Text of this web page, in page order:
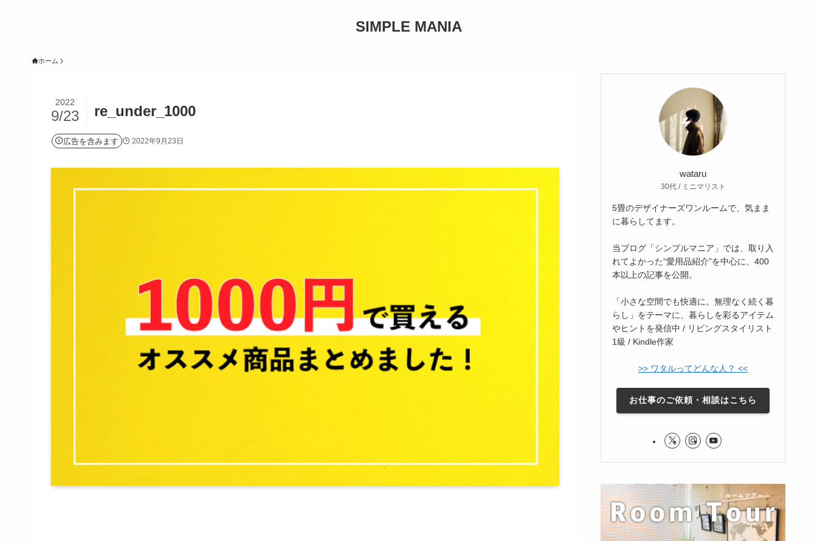
SIMPLE MANIA
ホーム
re_under_1000
2022
9/23
広告を含みます 2022年9月23日
wataru
30代 / ミニマリスト
5畳のデザイナーズワンルームで、気まま
に暮らしてます。
当ブログ「シンプルマニア」では、取り入
れてよかった“愛用品紹介”を中心に、400
本以上の記事を公開。
「小さな空間でも快適に。無理なく続く暮
らし」をテーマに、暮らしを彩るアイテム
やヒントを発信中 / リビングスタイリスト
1級 / Kindle作家
>> ワタルってどんな人？ <<
お仕事のご依頼・相談はこちら